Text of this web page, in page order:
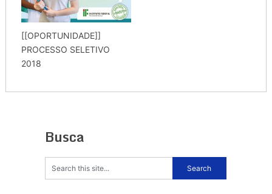
[[OPORTUNIDADE]]
PROCESSO SELETIVO
2018
Busca